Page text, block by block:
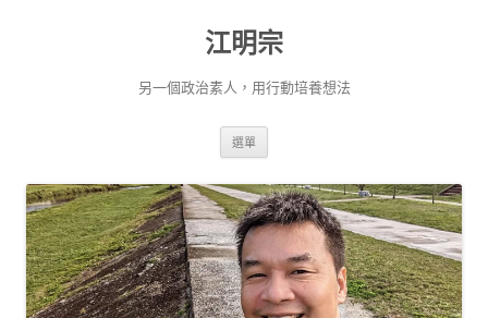
江明宗
另一個政治素人，用行動培養想法
選單